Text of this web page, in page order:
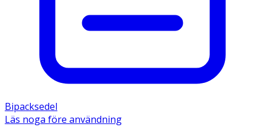
Bipacksedel
Läs noga före användning